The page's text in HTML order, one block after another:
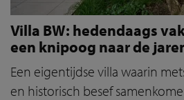
Villa BW: hedendaags
een knipoog naar de
Een eigentijdse villa waarin
en historisch besef